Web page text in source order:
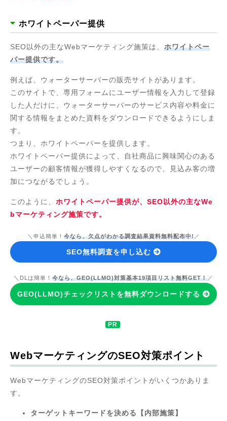
ホワイトペーパー提供
SEO以外の主なWebマーケティング施策は、 ホワイトペー
パー提供です。
例えば、ウォーターサーバーの販売サイトがあります。
このサイトで、専用フォームにユーザー情報を入力して登録
した人だけに、ウォーターサーバーのサービス内容や料金に
関する情報をまとめた資料をダウンロードできるようにしま
す。
つまり、ホワイトペーパーを提供します。
ホワイトペーパー提供によって、自社商品に興味関心のある
ユーザーの顧客情報が獲得しやすくなるので、見込み客の増
加につながるでしょう。
このように、 ホワイトペーパー提供が、SEO以外の主なWe
bマーケティング施策です。
＼申込簡単！ 今なら、欠点がわかる調査結果資料無料配布中!／
SEO無料調査を申し込む
＼DLは簡単！ 今なら、GEO(LLMO)対策基本19項目リスト無料GET！ ／
GEO(LLMO)チェックリストを無料ダウンロードする
WebマーケティングのSEO対策ポイント
WebマーケティングのSEO対策ポイントがいくつかありま
す。
ターゲットキーワードを決める【内部施策】